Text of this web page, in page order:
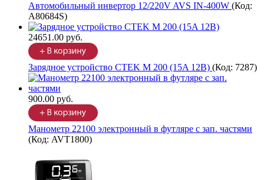
Автомобильный инвертор 12/220V AVS IN-400W (Код:
A80684S)
24651.00 руб.
Зарядное устройство CTEK M 200 (15A 12В) (Код: 7287)
900.00 руб.
Манометр 22100 электронный в футляре с зап. частями
(Код: AVT1800)